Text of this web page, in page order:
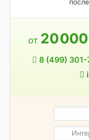
от 20000
8 (499)